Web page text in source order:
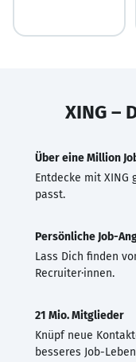
XING –
Über eine Million
Entdecke mit XING
passt.
Persönliche Job-
Lass Dich finden
Recruiter·innen.
21 Mio. Mitglieder
Knüpf neue
besseres Job-